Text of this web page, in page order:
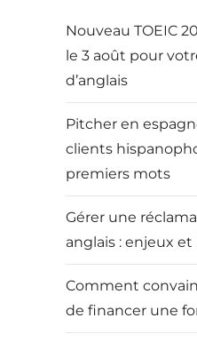
Nouveau TOEIC
le 3 août pour
d’anglais
Pitcher en
clients
premiers mots
Gérer une
anglais : enjeux
Comment
de financer une